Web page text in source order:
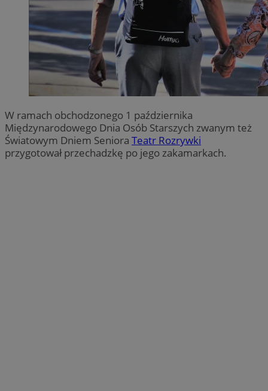
W ramach obchodzonego 1 października
Międzynarodowego Dnia Osób Starszych zwanym też
Światowym Dniem Seniora Teatr Rozrywki
przygotował przechadzkę po jego zakamarkach.